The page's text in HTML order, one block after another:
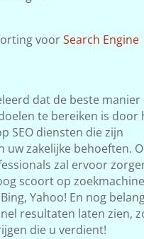
voorSearch Engine
dat de beste manier
te bereiken is door
SEO diensten die zijn
uw zakelijke behoeften.
zal ervoor
scoort op
Yahoo! En nog
resultaten laten zien,
die u verdient!